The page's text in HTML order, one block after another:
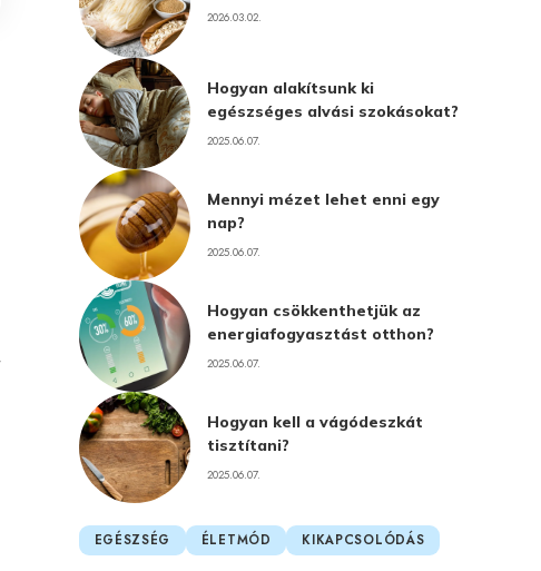
2026.03.02.
Hogyan alakítsunk ki
egészséges alvási szokásokat?
2025.06.07.
Mennyi mézet lehet enni egy
nap?
2025.06.07.
Hogyan csökkenthetjük az
energiafogyasztást otthon?
2025.06.07.
Hogyan kell a vágódeszkát
tisztítani?
2025.06.07.
EGÉSZSÉG ÉLETMÓD KIKAPCSOLÓDÁS